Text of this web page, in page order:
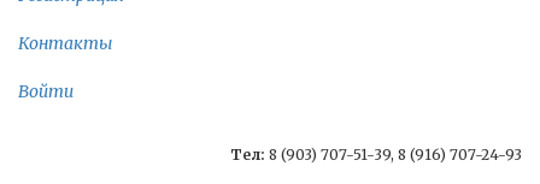
Контакты
Войти
Тел: 8 (903) 707-51-39, 8 (916) 707-24-93